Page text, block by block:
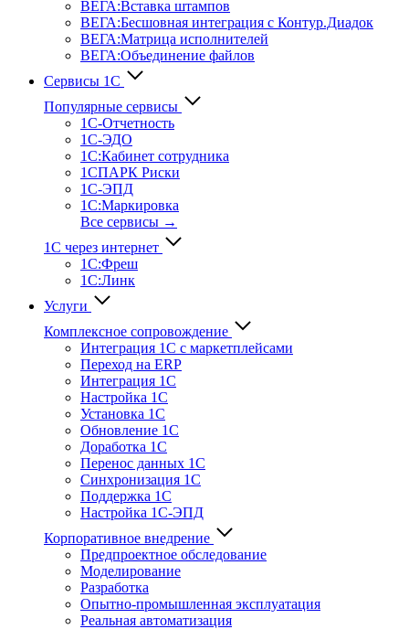
ВЕГА:Вставка штампов
ВЕГА:Бесшовная интеграция с Контур.Диадок
ВЕГА:Матрица исполнителей
ВЕГА:Объединение файлов
Сервисы 1С
Популярные сервисы
1С-Отчет­ность
1С-ЭДО
1С:Кабинет сотрудника
1СПАРК Риски
1С-ЭПД
1С:Маркировка
Все сервисы →
1С через интернет
1С:Фреш
1С:Линк
Услуги
Комплексное сопровождение
Интеграция 1С с маркетплейсами
Переход на ERP
Интеграция 1С
Настройка 1С
Установка 1С
Обновление 1С
Доработка 1С
Перенос данных 1С
Синхронизация 1С
Поддержка 1С
Настройка 1С-ЭПД
Корпоративное внедрение
Предпроектное обследование
Моделирование
Разработка
Опытно-промышленная эксплуатация
Реальная автоматизация